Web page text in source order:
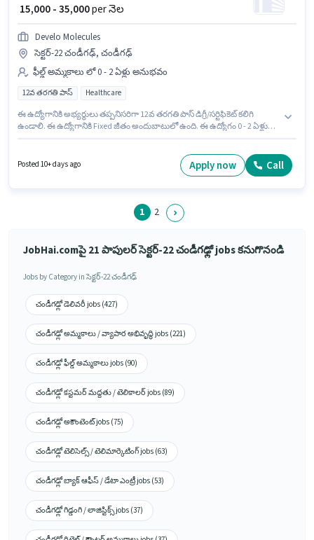
₹ 15,000 - 35,000per నెల
Develo Molecules
సెక్టర్-22 చండీగఢ్, చండీగఢ్
ఫీల్డ్ అమ్మకాలు లో 0 - 2 ఏళ్లు అనుభవం
12వ తరగతి పాస్ Healthcare
ఈ ఉద్యోగానికి అభ్యర్థులు తప్పనిసరిగా 12వ తరగతి పాస్ డిగ్రీ/సర్టిఫికెట్ కలిగి
ఉండాలి. ఈ ఉద్యోగానికి Fixed జీతం అందుబాటులో ఉంది. ఈ ఉద్యోగం 0 - 2 ఏళ్లు
విభాగంలో మెడికల్ రిప్రజెంటేటివ్ గా చేరండి.
Posted 10+ days ago Apply now Call
1 2
JobHai.comపై 21 పాపులర్ సెక్టర్-22 చండీగఢ్లో jobs కనుగొనండి
Jobs by Category in సెక్టర్-22 చండీగఢ్
చండీగఢ్లో డెలివరీ jobs (427)
చండీగఢ్లో అమ్మకాలు / వ్యాపార అభివృద్ధి jobs (221)
చండీగఢ్లో ఫీల్డ్ అమ్మకాలు jobs (90)
చండీగఢ్లో కస్టమర్ మద్దతు / టెలికాలర్ jobs (89)
చండీగఢ్లో అకౌంటెంట్ jobs (75)
చండీగఢ్లో టెలిసెల్స్ / టెలిమార్కెటింగ్ jobs (63)
చండీగఢ్లో బ్యాక్ ఆఫీస్ / డేటా ఎంట్రీ jobs (53)
చండీగఢ్లో గిడ్డంగి / లాజిస్టిక్స్ jobs (37)